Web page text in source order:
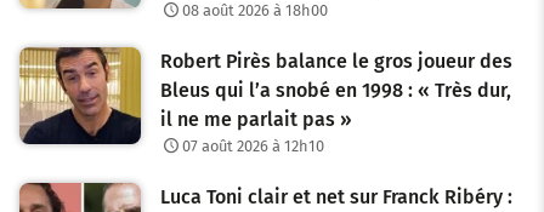
08 août 2026 à 18h00
Robert Pirès balance le gros joueur des
Bleus qui l’a snobé en 1998 : « Très dur,
il ne me parlait pas »
07 août 2026 à 12h10
Luca Toni clair et net sur Franck Ribéry :